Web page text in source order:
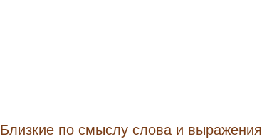
Близкие по смыслу слова и выражения